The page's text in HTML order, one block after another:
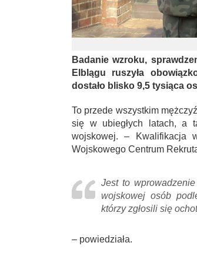
Badanie wzroku,
Elblągu ruszyła
dostało blisko 9,5 tysiąca
To przede wszystkim
się w ubiegłych latach, a
wojskowej. – Kwalifikacja
Wojskowego Centrum
Jest to
wojskowej osób
którzy zgłosili się
– powiedziała.